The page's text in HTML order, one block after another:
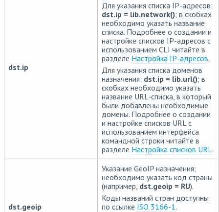
dst.ip
Для указания списка IP-адресов:
dst.ip = lib.network(); в скобках
необходимо указать название
списка. Подробнее о создании и
настройке списков IP-адресов с
использованием CLI читайте в
разделе Настройка IP-адресов.
Для указания списка доменов
назначения: dst.ip = lib.url(); в
скобках необходимо указать
название URL-списка, в который
были добавлены необходимые
домены. Подробнее о создании
и настройке списков URL с
использованием интерфейса
командной строки читайте в
разделе Настройка списков URL.
dst.geoip
Указание GeoIP назначения;
необходимо указать код страны
(например, dst.geoip = RU).
Коды названий стран доступны
по ссылке ISO 3166-1.